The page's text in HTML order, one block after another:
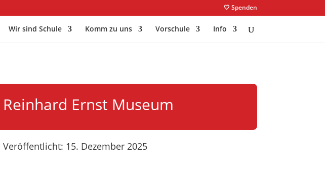
🤍 Spenden
Wir sind Schule Komm zu uns Vorschule Info
Reinhard Ernst Museum
Veröffentlicht: 15. Dezember 2025